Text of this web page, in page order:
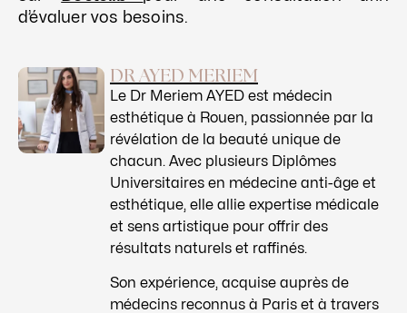
d’évaluer vos besoins.
DR AYED MERIEM
Le Dr Meriem AYED est médecin
esthétique à Rouen, passionnée par la
révélation de la beauté unique de
chacun. Avec plusieurs Diplômes
Universitaires en médecine anti-âge et
esthétique, elle allie expertise médicale
et sens artistique pour offrir des
résultats naturels et raffinés.
Son expérience, acquise auprès de
médecins reconnus à Paris et à travers